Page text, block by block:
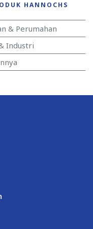
HANNOCHS
& Perumahan
Industri